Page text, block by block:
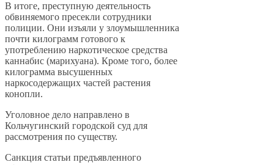
В итоге, преступную деятельность
обвиняемого пресекли сотрудники
полиции. Они изъяли у злоумышленника
почти килограмм готового к
употреблению наркотическое средства
каннабис (марихуана). Кроме того, более
килограмма высушенных
наркосодержащих частей растения
конопли.
Уголовное дело направлено в
Кольчугинский городской суд для
рассмотрения по существу.
Санкция статьи предъявленного